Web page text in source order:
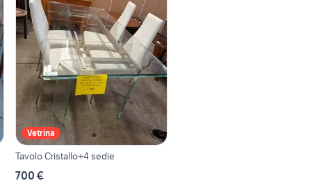
Vetrina
Tavolo Cristallo+4 sedie
700 €